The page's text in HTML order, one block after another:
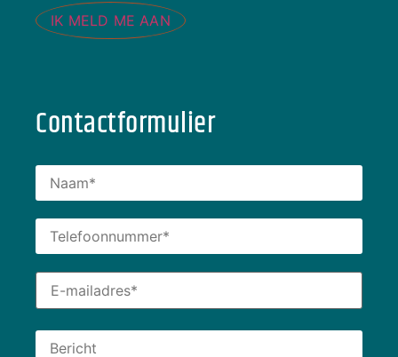
IK MELD ME AAN
Contactformulier